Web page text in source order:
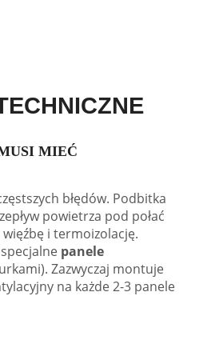
MIEĆ
błędów. Podbitka
powietrza pod połać
i termoizolację.
panele
Zazwyczaj montuje
na każde 2-3 panele